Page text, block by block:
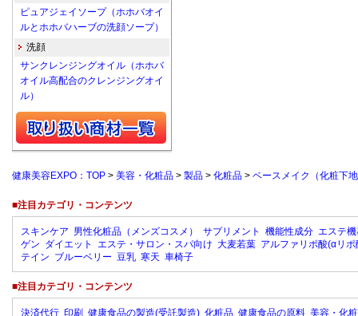
ピュアジェイソープ（ホホバオイ
ルとホホバハーブの洗顔ソープ）
洗顔
サンクレンジングオイル（ホホバ
オイル高配合のクレンジングオイ
ル）
健康美容EXPO：TOP > 美容・化粧品 > 製品 > 化粧品 > ベースメイク（化粧下
■注目カテゴリ・コンテンツ
スキンケア 男性化粧品（メンズコスメ） サプリメント 機能性成分 エステ
ゲン ダイエット エステ・サロン・スパ向け 大麦若葉 アルファリポ酸(αリポ
テイン ブルーベリー 豆乳 寒天 車椅子
■注目カテゴリ・コンテンツ
決済代行 印刷 健康食品の製造(受託製造) 化粧品 健康食品の原料 美容・化